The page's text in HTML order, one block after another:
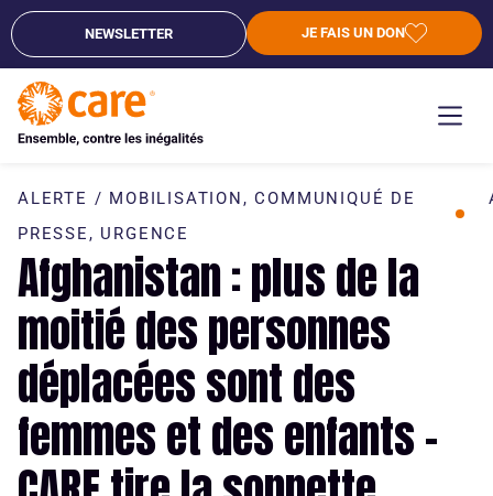
NEWSLETTER JE FAIS UN DON
ALERTE / MOBILISATION ,COMMUNIQUÉ DE
PRESSE , URGENCE
Afghanistan : plus de la
moitié des personnes
déplacées sont des
femmes et des enfants –